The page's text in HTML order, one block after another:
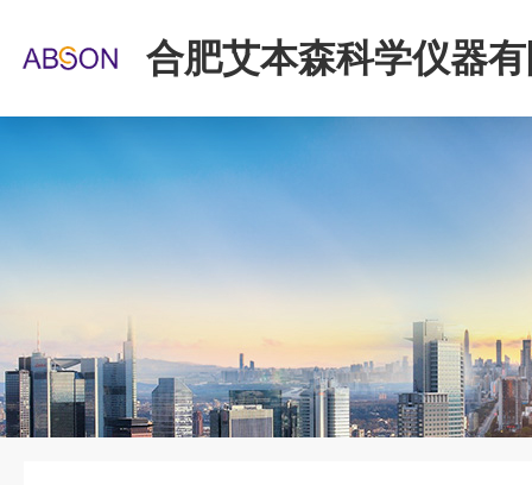
合肥艾本森科学仪器